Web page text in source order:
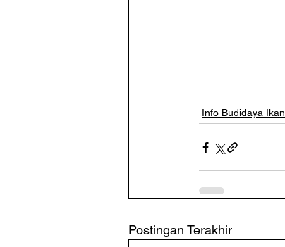
Info Budidaya Ikan
Postingan Terakhir